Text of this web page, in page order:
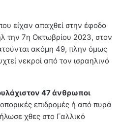
είχαν απαχθεί στην έφοδο
την 7η Οκτωβρίου 2023, στον
ακόμη 49, πλην όμως
νεκροί από τον ισραηλινό
47 άνθρωποι
επιδρομές ή από πυρά
χθες στο Γαλλικό